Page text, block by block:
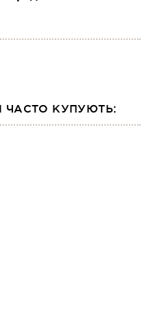
ЧАСТО КУПУЮТЬ: